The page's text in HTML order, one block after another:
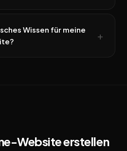
Wissen für meine
Website erstellen